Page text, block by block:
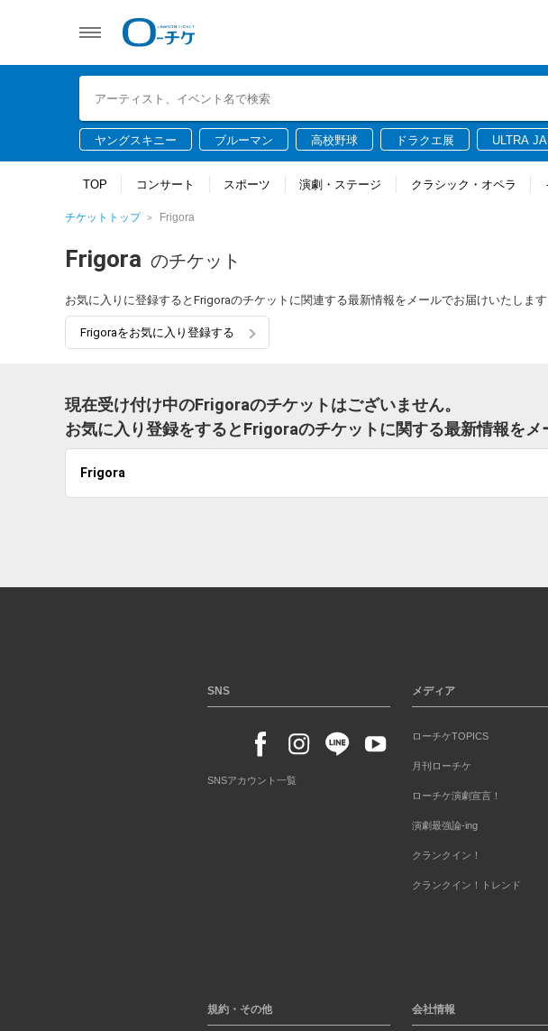
ヤングスキニー ブルーマン 高校野球 ドラクエ展
ULTRA
TOP コンサート スポーツ 演劇・ステージ クラシック・オペラ
チケットトップ Frigora
Frigora のチケット
お気に入りに登録するとFrigoraのチケットに関連する最新情報をメールでお届けいたします
Frigoraをお気に入り登録する
現在受け付け中のFrigoraのチケットはございません。
お気に入り登録をするとFrigoraのチケットに関する最新情報をメ
Frigora
SNS
SNSアカウント一覧
メディア
ローチケTOPICS
月刊ローチケ
ローチケ演劇宣言！
演劇最強論-ing
クランクイン！
クランクイン！トレンド
規約・その他 会社情報